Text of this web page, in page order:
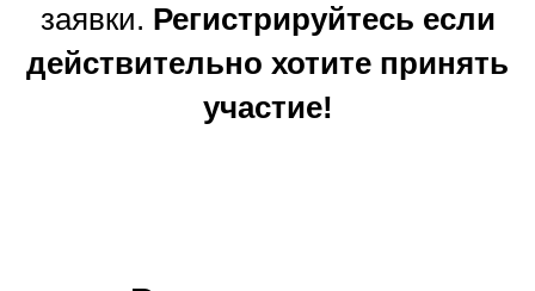
заявки. Регистрируйтесь если
действительно хотите принять
участие!